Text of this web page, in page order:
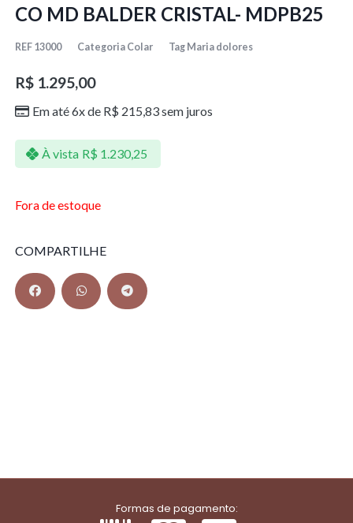
CO MD BALDER CRISTAL- MDPB25
REF 13000 Categoria Colar Tag Maria dolores
R$1.295,00
Em até 6x de R$ 215,83sem juros
À vista R$ 1.230,25
Fora de estoque
COMPARTILHE
Formas de pagamento: